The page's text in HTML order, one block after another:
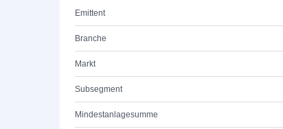
Emittent
Branche
Markt
Subsegment
Mindestanlagesumme